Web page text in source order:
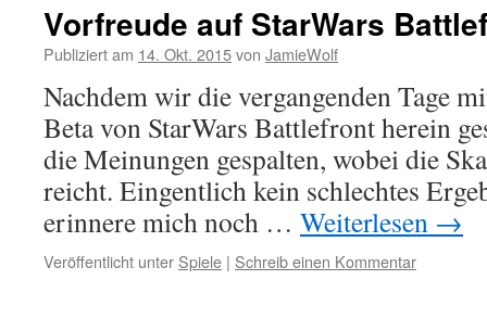
Vorfreude auf StarWars
Publiziert am 14. Okt. 2015von JamieWolf
Nachdem wir die vergangenden Tage
Beta von StarWars Battlefront herein
die Meinungen gespalten, wobei die
reicht. Eingentlich kein schlechtes
erinnere mich noch … Weiterlesen →
Veröffentlicht unter Spiele | Schreib einen Kommentar